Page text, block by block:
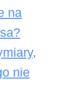
na
nie